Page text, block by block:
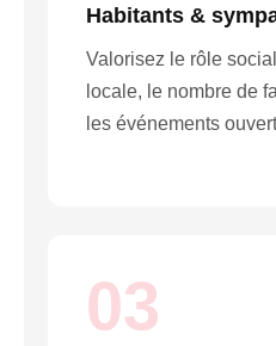
Habitants &
Valorisez le rôle
locale, le nombre de
les événements
03